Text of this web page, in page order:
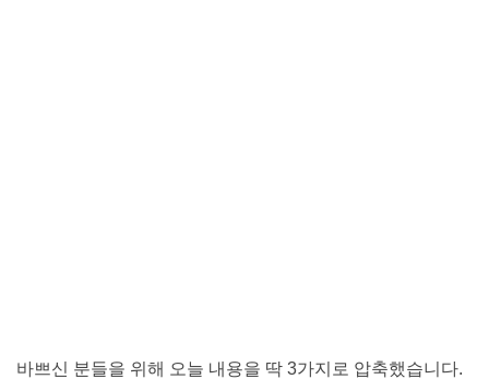
바쁘신 분들을 위해 오늘 내용을 딱 3가지로 압축했습니다.